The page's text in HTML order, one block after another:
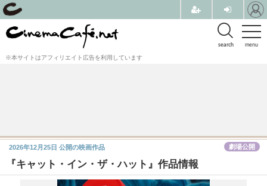
menu
search
※本サイトはアフィリエイト広告を利用しています
『キャット・イン・ザ・ハット』作品情報
2026年12月25日 公開の映画作品 劇場公開